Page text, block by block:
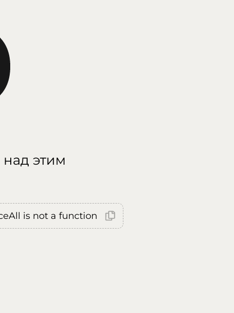
этим
is not a function